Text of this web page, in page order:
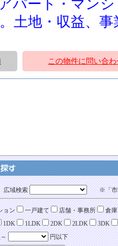
パート・マン
土地・収益、
この物件に問い合わ
域検索 ※「市町
ョン 一戸建て 店舗・事務所
倉庫
1DK 1LDK 2DK 2LDK
3DK
～
円以下